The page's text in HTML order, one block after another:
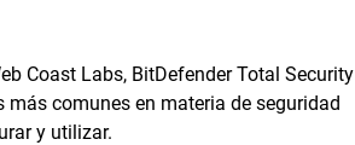
Coast Labs, BitDefender Total Security
comunes en materia de seguridad
y utilizar.